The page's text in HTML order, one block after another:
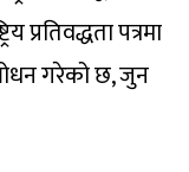
प्रतिवद्धता पत्रमा
गरेको छ, जुन